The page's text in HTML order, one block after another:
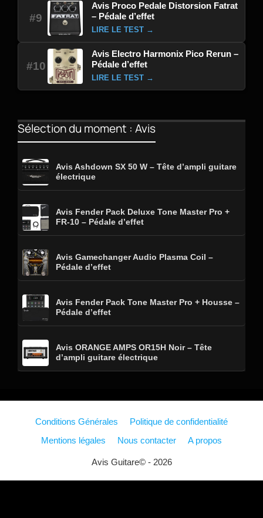
#9
Avis Proco Pedale Distorsion Fatrat
– Pédale d’effet
LIRE LE TEST →
#10
Avis Electro Harmonix Pico Rerun –
Pédale d’effet
LIRE LE TEST →
Sélection du moment : Avis
Avis Ashdown SX 50 W – Tête d’ampli guitare
électrique
Avis Fender Pack Deluxe Tone Master Pro +
FR-10 – Pédale d’effet
Avis Gamechanger Audio Plasma Coil –
Pédale d’effet
Avis Fender Pack Tone Master Pro + Housse –
Pédale d’effet
Avis ORANGE AMPS OR15H Noir – Tête
d’ampli guitare électrique
Conditions Générales
Politique de confidentialité
Mentions légales
Nous contacter A propos
Avis Guitare© - 2026